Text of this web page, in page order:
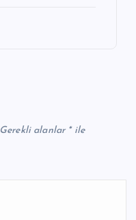
Gerekli alanlar *ile